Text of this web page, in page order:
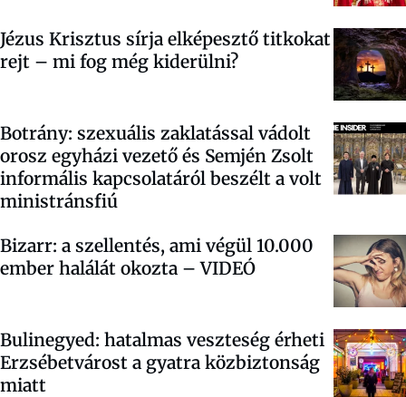
Jézus Krisztus sírja elképesztő titkokat
rejt – mi fog még kiderülni?
Botrány: szexuális zaklatással vádolt
orosz egyházi vezető és Semjén Zsolt
informális kapcsolatáról beszélt a volt
ministránsfiú
Bizarr: a szellentés, ami végül 10.000
ember halálát okozta – VIDEÓ
Bulinegyed: hatalmas veszteség érheti
Erzsébetvárost a gyatra közbiztonság
miatt